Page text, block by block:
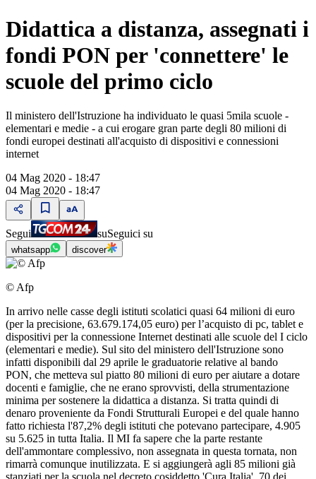
Didattica a distanza, assegnati i
fondi PON per 'connettere' le
scuole del primo ciclo
Il ministero dell'Istruzione ha individuato le quasi 5mila scuole -
elementari e medie - a cui erogare gran parte degli 80 milioni di
fondi europei destinati all'acquisto di dispositivi e connessioni
internet
04 Mag 2020 - 18:47
04 Mag 2020 - 18:47
Segui suSeguici su
whatsapp discover
© Afp
In arrivo nelle casse degli istituti scolatici quasi 64 milioni di euro
(per la precisione, 63.679.174,05 euro) per l’acquisto di pc, tablet e
dispositivi per la connessione Internet destinati alle scuole del I ciclo
(elementari e medie). Sul sito del ministero dell'Istruzione sono
infatti disponibili dal 29 aprile le graduatorie relative al bando
PON, che metteva sul piatto 80 milioni di euro per aiutare a dotare
docenti e famiglie, che ne erano sprovvisti, della strumentazione
minima per sostenere la didattica a distanza. Si tratta quindi di
denaro proveniente da Fondi Strutturali Europei e del quale hanno
fatto richiesta l'87,2% degli istituti che potevano partecipare, 4.905
su 5.625 in tutta Italia. Il MI fa sapere che la parte restante
dell'ammontare complessivo, non assegnata in questa tornata, non
rimarrà comunque inutilizzata. E si aggiungerà agli 85 milioni già